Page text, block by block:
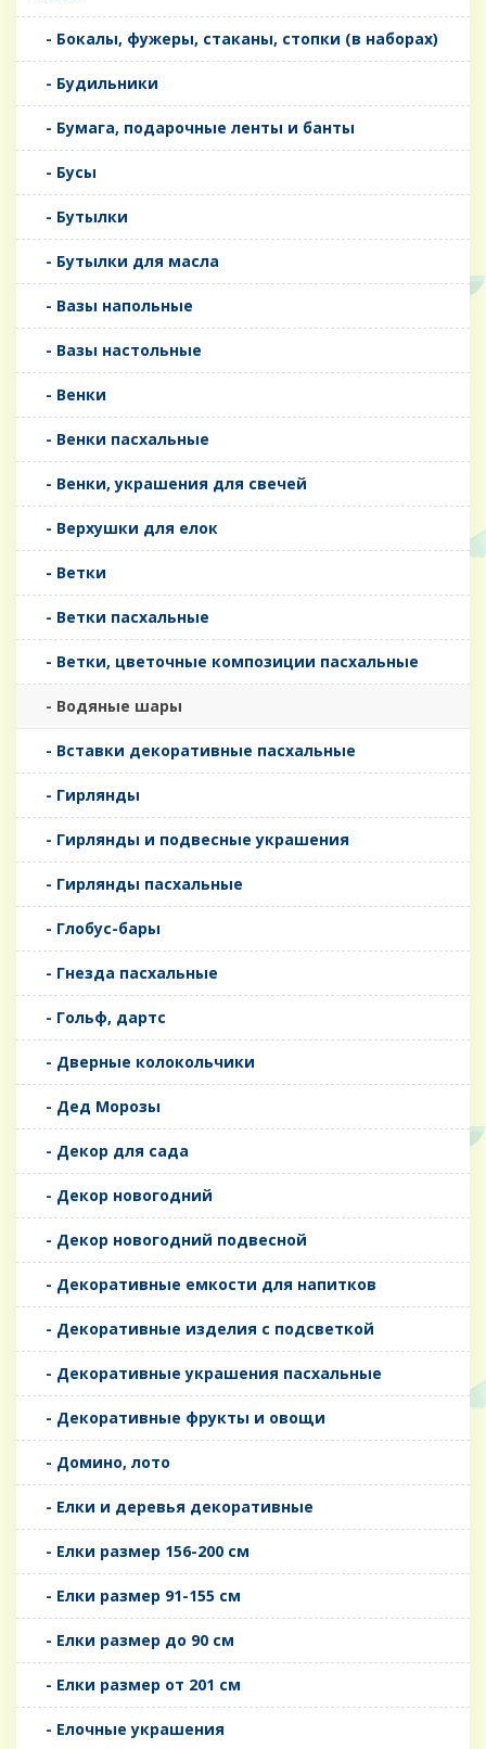
- Бокалы, фужеры, стаканы, стопки (в наборах)
- Будильники
- Бумага, подарочные ленты и банты
- Бусы
- Бутылки
- Бутылки для масла
- Вазы напольные
- Вазы настольные
- Венки
- Венки пасхальные
- Венки, украшения для свечей
- Верхушки для елок
- Ветки
- Ветки пасхальные
- Ветки, цветочные композиции пасхальные
- Водяные шары
- Вставки декоративные пасхальные
- Гирлянды
- Гирлянды и подвесные украшения
- Гирлянды пасхальные
- Глобус-бары
- Гнезда пасхальные
- Гольф, дартс
- Дверные колокольчики
- Дед Морозы
- Декор для сада
- Декор новогодний
- Декор новогодний подвесной
- Декоративные емкости для напитков
- Декоративные изделия с подсветкой
- Декоративные украшения пасхальные
- Декоративные фрукты и овощи
- Домино, лото
- Елки и деревья декоративные
- Елки размер 156-200 см
- Елки размер 91-155 см
- Елки размер до 90 см
- Елки размер от 201 см
- Елочные украшения